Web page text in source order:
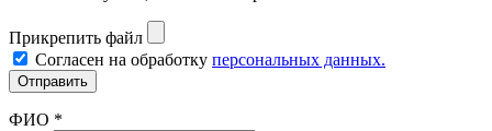
Прикрепить файл
Согласен на обработку персональных данных.
ФИО *